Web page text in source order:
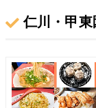
仁川・甲東